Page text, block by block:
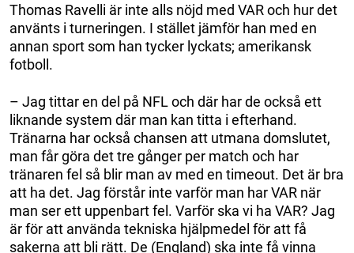
Thomas Ravelli är inte alls nöjd med VAR och hur det
använts i turneringen. I stället jämför han med en
annan sport som han tycker lyckats; amerikansk
fotboll.
– Jag tittar en del på NFL och där har de också ett
liknande system där man kan titta i efterhand.
Tränarna har också chansen att utmana domslutet,
man får göra det tre gånger per match och har
tränaren fel så blir man av med en timeout. Det är bra
att ha det. Jag förstår inte varför man har VAR när
man ser ett uppenbart fel. Varför ska vi ha VAR? Jag
är för att använda tekniska hjälpmedel för att få
sakerna att bli rätt. De (England) ska inte få vinna